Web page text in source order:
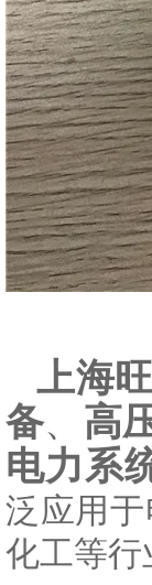
上海
备、 高
电力系
泛应用
化工等行